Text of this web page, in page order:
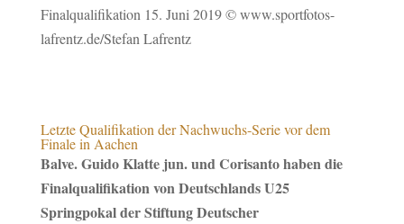
Letzte Qualifikation der Nachwuchs-Serie vor dem
Finale in Aachen
Balve. Guido Klatte jun. und Corisanto haben die
Finalqualifikation von Deutschlands U25
Springpokal der Stiftung Deutscher